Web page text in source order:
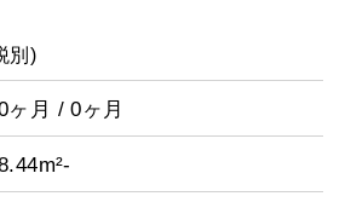
別)
ヶ月 / 0ヶ月